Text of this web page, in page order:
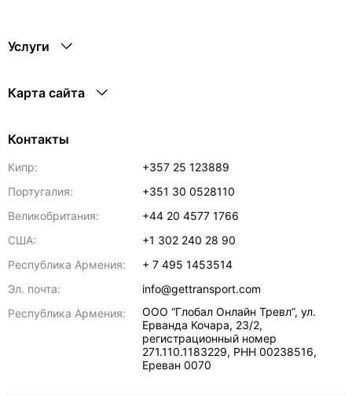
Услуги
Карта сайта
Контакты
Кипр:
+357 25 123889
Португалия:
+351 30 0528110
Великобритания:
+44 20 4577 1766
США:
+1 302 240 28 90
Республика Армения:
+ 7 495 1453514
Эл. почта:
info@gettransport.com
Республика Армения:
ООО “Глобал Онлайн Тревл”, ул.
Ерванда Кочара, 23/2,
регистрационный номер
271.110.1183229, РНН 00238516,
Ереван 0070